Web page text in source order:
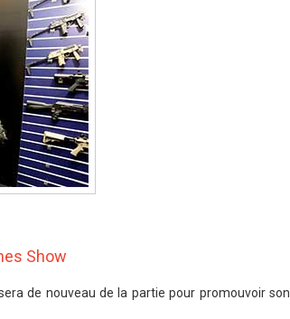
Show
de nouveau de la partie pour promouvoir son